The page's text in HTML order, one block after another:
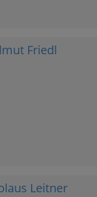
Friedl
Leitner